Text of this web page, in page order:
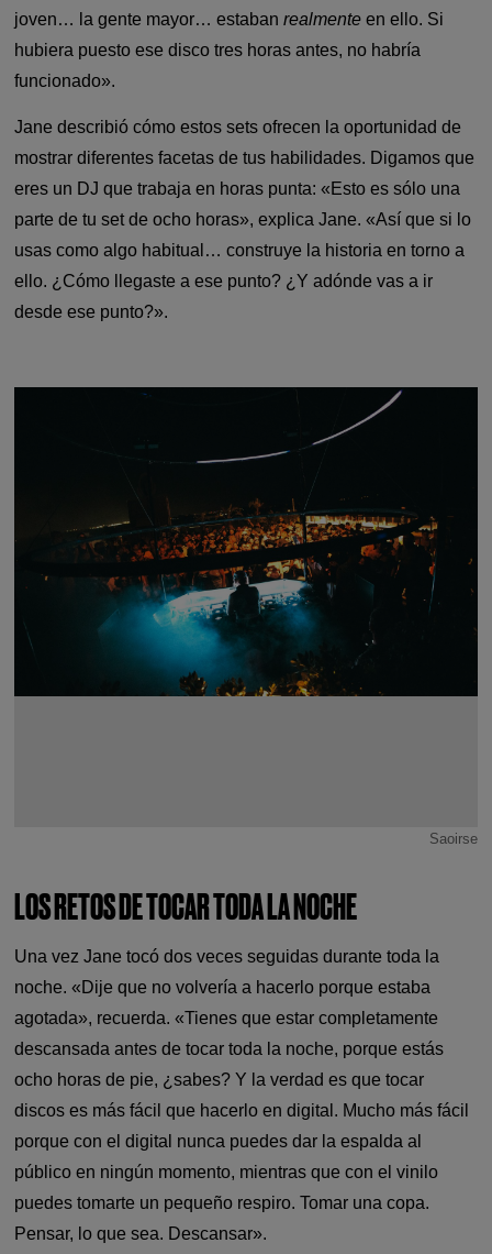
joven… la gente mayor… estabanrealmente en ello. Si
hubiera puesto ese disco tres horas antes, no habría
funcionado».
Jane describió cómo estos sets ofrecen la oportunidad de
mostrar diferentes facetas de tus habilidades. Digamos que
eres un DJ que trabaja en horas punta: «Esto es sólo una
parte de tu set de ocho horas», explica Jane. «Así que si lo
usas como algo habitual… construye la historia en torno a
ello. ¿Cómo llegaste a ese punto? ¿Y adónde vas a ir
desde ese punto?».
Saoirse
LOS RETOS DE TOCAR TODA LA NOCHE
Una vez Jane tocó dos veces seguidas durante toda la
noche. «Dije que no volvería a hacerlo porque estaba
agotada», recuerda. «Tienes que estar completamente
descansada antes de tocar toda la noche, porque estás
ocho horas de pie, ¿sabes? Y la verdad es que tocar
discos es más fácil que hacerlo en digital. Mucho más fácil
porque con el digital nunca puedes dar la espalda al
público en ningún momento, mientras que con el vinilo
puedes tomarte un pequeño respiro. Tomar una copa.
Pensar, lo que sea. Descansar».